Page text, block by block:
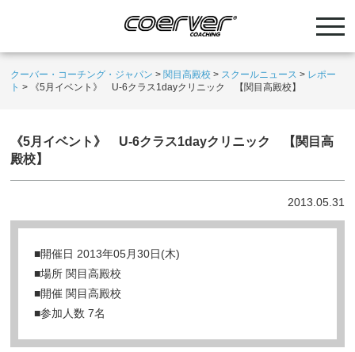
クーバー・コーチング・ジャパン > 関目高殿校 > スクールニュース > レポー
ト > 《5月イベント》 U-6クラス1dayクリニック 【関目高殿校】
《5月イベント》 U-6クラス1dayクリニック 【関目高
殿校】
2013.05.31
■開催日 2013年05月30日(木)
■場所 関目高殿校
■開催 関目高殿校
■参加人数 7名